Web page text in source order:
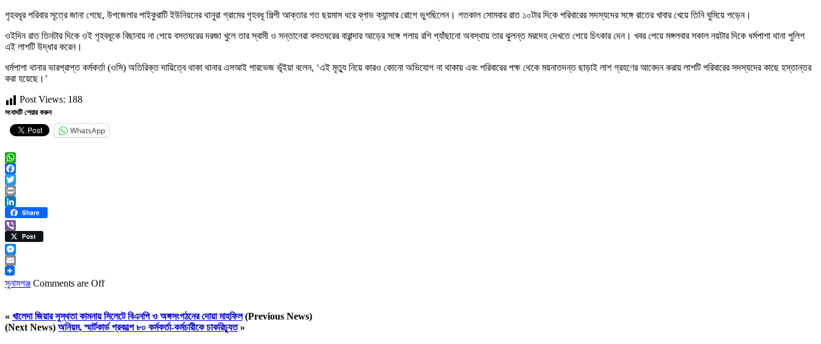
গৃহবধূর পরিবার সূত্রে জানা গেছে, উপজেলার পাইকুরাটি ইউনিয়নের থানুরা গ্রামের গৃহবধূ শিল্পী আক্তার গত ছয়মাস ধরে ব্লাড ক্যান্সার রোগে ভুগছিলেন। গতকাল সোমবার রাত ১০টার দিকে পরিবারের সদস্যদের সঙ্গে রাতের খাবার খেয়ে তিনি ঘুমিয়ে পড়েন।
ওইদিন রাত তিনটার দিকে ওই গৃহবধূকে বিছানায় না পেয়ে বসতঘরের দরজা খুলে তার স্বামী ও সন্তানেরা বসতঘরের বারান্দার আড়ের সঙ্গে গলায় রশি প্যাঁছানো অবস্থায় তার ঝুলন্ত মরদেহ দেখতে পেয়ে চিৎকার দেন। খবর পেয়ে মঙ্গলবার সকাল নয়টার দিকে ধর্মপাশা থানা পুলিশ
এই লাশটি উদ্ধার করেন।
ধর্মপাশা থানার ভারপ্রাপ্ত কর্মকর্তা (ওসি) অতিরিক্ত দায়িত্বে থাকা থানার এসআই পারভেজ ভূঁইয়া বলেন, ‘এই মৃত্যু নিয়ে কারও কোনো অভিযোগ না থাকায় এবং পরিবারের পক্ষ থেকে ময়নাতদন্ত ছাড়াই লাশ গ্রহণের আবেদন করায় লাশটি পরিবারের সদস্যদের কাছে হস্তান্তর
করা হয়েছে।’
Post Views: 188
সংবাদটি শেয়ার করুন
WhatsApp
WhatsApp
Facebook
Twitter
Print
LinkedIn
Share
ViberPost
Messenger
Email
সুনামগঞ্জ Comments are Off
« খালেদা জিয়ার সুস্থতা কামনায় সিলেটে বিএনপি ও অঙ্গসংগঠনের দোয়া মাহফিল(Previous News)
(Next News) অনিয়ম, স্মার্টকার্ড প্রকল্পে ৮০ কর্মকর্তা-কর্মচারীকে চাকরিচ্যুত»